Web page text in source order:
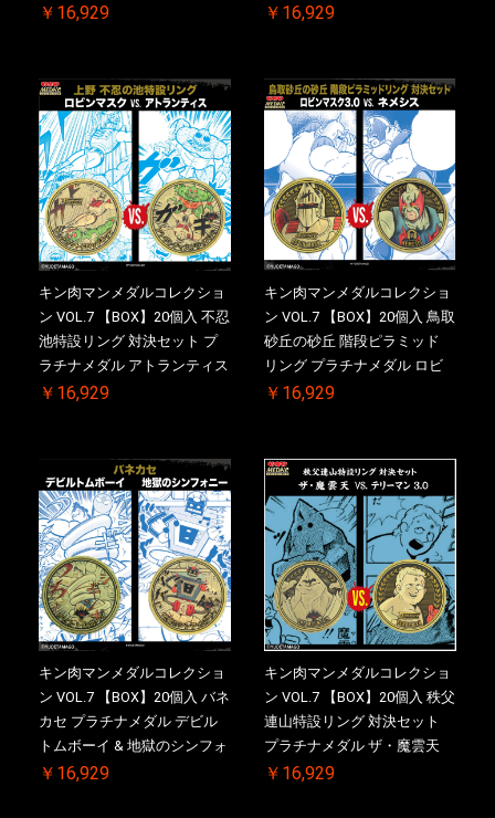
2.0 顎髭 Ver. VS. 光の矢 ケー
【二次受注分】2026/10/30 一
斉出荷予定
￥16,929
ロング・ザ・武道【初回購入
2026/10/30 一斉出荷予定
￥16,929
キン肉マンメダルコレクショ
ン VOL.7 【BOX】20個入 不忍
池特設リング 対決セット プ
ラチナメダル アトランティス
ドライバー VS.ネックカット
メダル(非売品)付
￥16,929
キン肉マンメダルコレクショ
ン VOL.7 【BOX】20個入 鳥取
砂丘の砂丘 階段ピラミッド
リング プラチナメダル ロビ
ンマスク VS.ネメシス 【初回
2026/10/30 一斉出荷予定
￥16,929
キン肉マンメダルコレクショ
ン VOL.7 【BOX】20個入 バネ
カセ プラチナメダル デビル
トムボーイ & 地獄のシンフォ
ニー ケース付き【初回購入特
￥16,929
キン肉マンメダルコレクショ
ン VOL.7 【BOX】20個入 秩父
連山特設リング 対決セット
プラチナメダル ザ・魔雲天
VS. テリーマン 3.0 ケース付
￥16,929